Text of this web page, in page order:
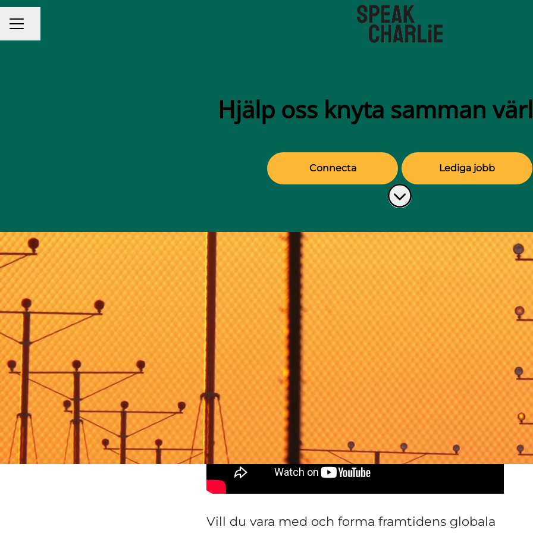
KARRIÄRMENY
Dela sidan
Hjälp oss knyta samman
Connecta
Lediga jobb
Skrolla för mer innehåll
Brinner du för språk &
Vill du vara med och forma framtidens globala